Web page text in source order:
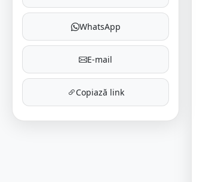
WhatsApp
E-mail
Copiază link